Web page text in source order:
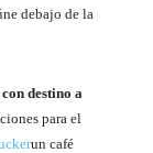
debajo de la
con destino a
para el
un café